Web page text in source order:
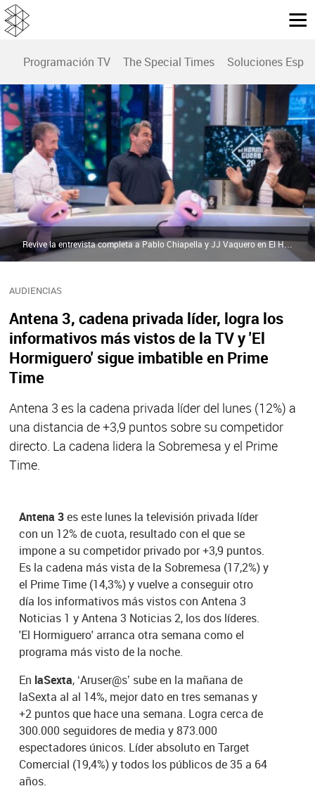
Programación TV The Special Times Soluciones
AUDIENCIAS
Antena 3, cadena privada líder, logra los
informativos más vistos de la TV y 'El
Hormiguero' sigue imbatible en Prime
Time
Antena 3 es la cadena privada líder del lunes (12%) a
una distancia de +3,9 puntos sobre su competidor
directo. La cadena lidera la Sobremesa y el Prime
Time.
Revive la entrevista completa a Pablo Chiapella y JJ Vaquero en El Hormiguero | atresplayer
Antena 3es este lunes la televisión privada líder
con un 12% de cuota, resultado con el que se
impone a su competidor privado por +3,9 puntos.
Es la cadena más vista de la Sobremesa (17,2%) y
el Prime Time (14,3%) y vuelve a conseguir otro
día los informativos más vistos con Antena 3
Noticias 1 y Antena 3 Noticias 2, los dos líderes.
'El Hormiguero' arranca otra semana como el
programa más visto de la noche.
En laSexta, ‘Aruser@s’ sube en la mañana de
laSexta al al 14%, mejor dato en tres semanas y
+2 puntos que hace una semana. Logra cerca de
300.000 seguidores de media y 873.000
espectadores únicos. Líder absoluto en Target
Comercial (19,4%) y todos los públicos de 35 a 64
años.